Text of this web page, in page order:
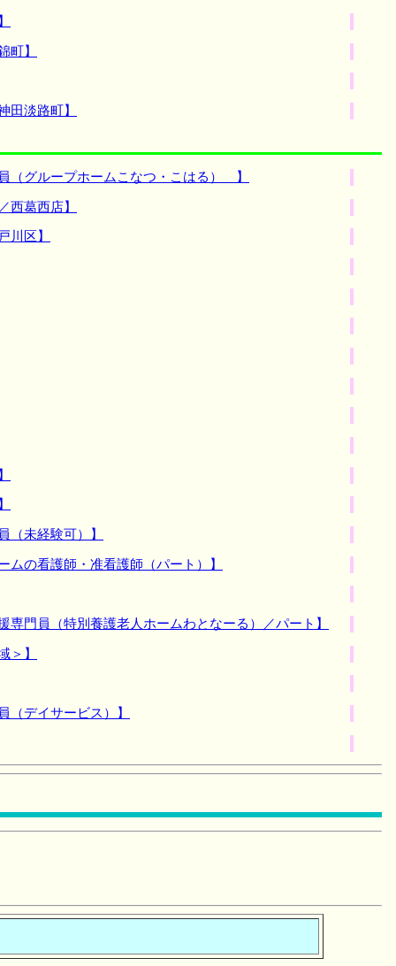
町】
淡路町】
グループホームこなつ・こはる） 】
西葛西店】
区】
未経験可）】
の看護師・准看護師（パート）】
門員（特別養護老人ホームわとなーる）／パート】
＞】
デイサービス）】